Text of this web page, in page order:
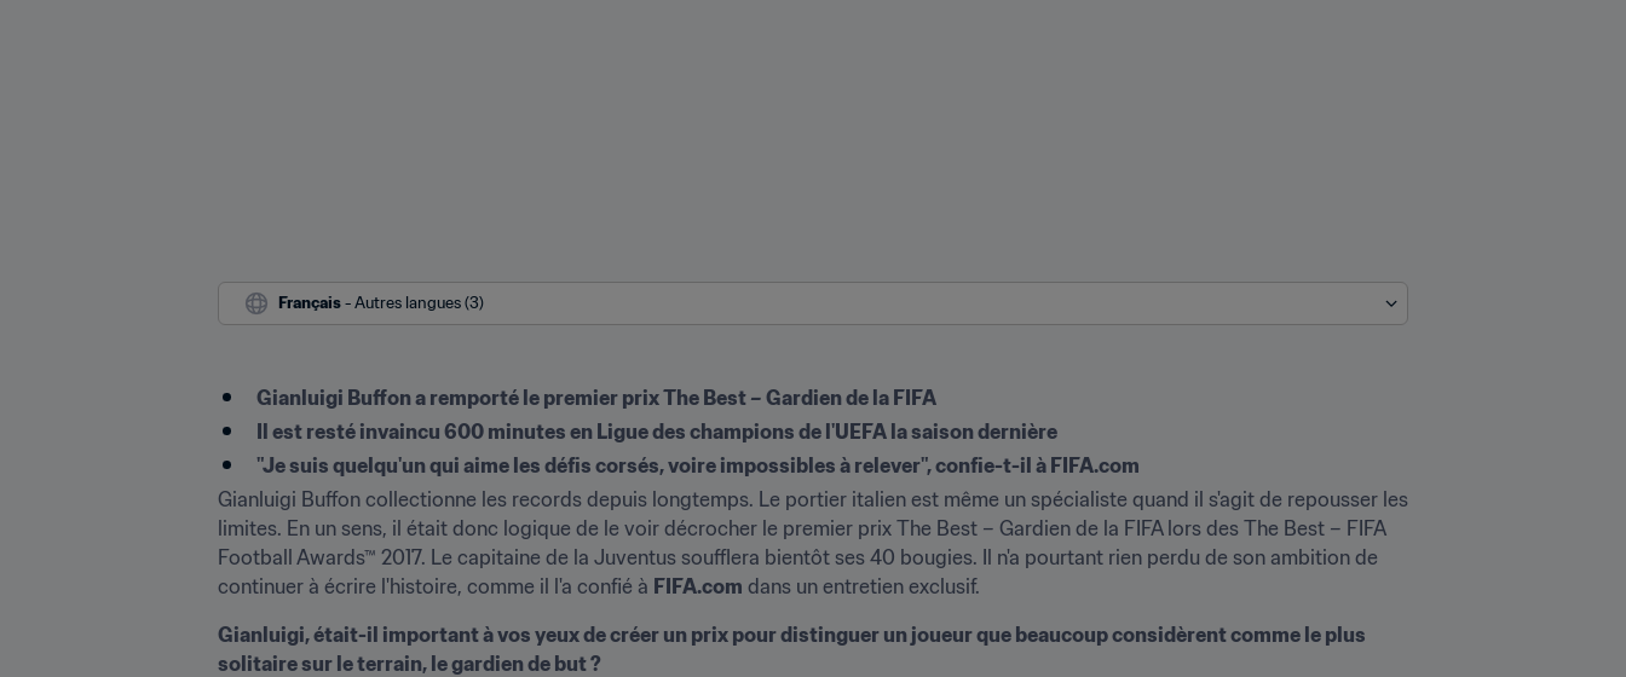
Français - Autres langues (3)
Gianluigi Buffon a remporté le premier prix The Best – Gardien de la FIFA
Il est resté invaincu 600 minutes en Ligue des champions de l'UEFA la saison dernière
"Je suis quelqu'un qui aime les défis corsés, voire impossibles à relever", confie-t-il à FIFA.com
Gianluigi Buffon collectionne les records depuis longtemps. Le portier italien est même un spécialiste quand il s'agit de repousser les
limites. En un sens, il était donc logique de le voir décrocher le premier prix The Best – Gardien de la FIFA lors des The Best – FIFA
Football Awards™ 2017. Le capitaine de la Juventus soufflera bientôt ses 40 bougies. Il n'a pourtant rien perdu de son ambition de
continuer à écrire l'histoire, comme il l'a confié à FIFA.com dans un entretien exclusif.
Gianluigi, était-il important à vos yeux de créer un prix pour distinguer un joueur que beaucoup considèrent comme le plus
solitaire sur le terrain, le gardien de but ?